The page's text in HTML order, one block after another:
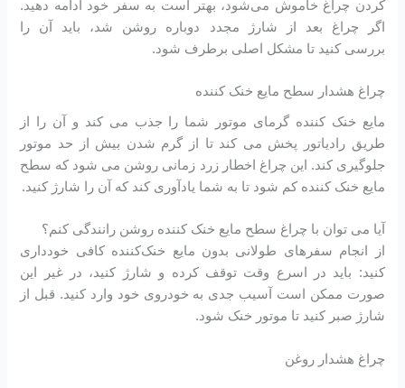
کردن چراغ خاموش می‌شود، بهتر است به سفر خود ادامه دهید.
اگر چراغ بعد از شارژ مجدد دوباره روشن شد، باید آن را
بررسی کنید تا مشکل اصلی برطرف شود.
چراغ هشدار سطح مایع خنک کننده
مایع خنک کننده گرمای موتور شما را جذب می کند و آن را از
طریق رادیاتور پخش می کند تا از گرم شدن بیش از حد موتور
جلوگیری کند. این چراغ اخطار زرد زمانی روشن می شود که سطح
مایع خنک کننده کم شود تا به شما یادآوری کند که آن را شارژ کنید.
آیا می توان با چراغ سطح مایع خنک کننده روشن رانندگی کنم؟
از انجام سفرهای طولانی بدون مایع خنک‌کننده کافی خودداری
کنید: باید در اسرع وقت توقف کرده و شارژ کنید، در غیر این
صورت ممکن است آسیب جدی به خودروی خود وارد کنید. قبل از
شارژ صبر کنید تا موتور خنک شود.
چراغ هشدار روغن